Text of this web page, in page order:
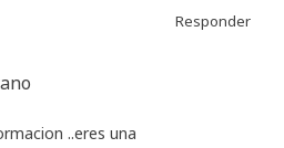
Responder
..eres una